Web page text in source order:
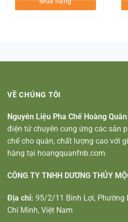
VỀ CHÚNG TÔI
Nguyên Liệu Pha Chế Hoàng Quân
điện tử chuyên cung ứng các sản
chế cho quán, chất lượng cao với
hàng tại hoangquanfnb.com.
CÔNG TY TNHH DƯƠNG THỦY
Địa chỉ: 95/2/11 Bình Lợi, Phường
Chí Minh, Việt Nam